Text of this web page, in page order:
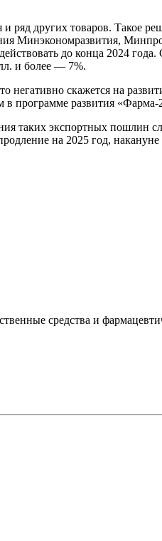
и ряд других товаров. Такое
Минэкономразвития,
до конца 2024
и более — 7%.
негативно скажется на
в программе развития «Фарма-
таких экспортных пошлин
на 2025 год, накануне
средства и